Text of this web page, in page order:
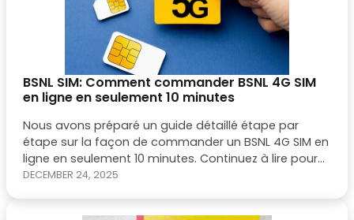
BSNL SIM: Comment commander BSNL 4G SIM
en ligne en seulement 10 minutes
Nous avons préparé un guide détaillé étape par
étape sur la façon de commander un BSNL 4G SIM en
ligne en seulement 10 minutes. Continuez à lire pour
en savoir plus.
DECEMBER 24, 2025